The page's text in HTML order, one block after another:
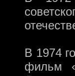
В 1974
фильм